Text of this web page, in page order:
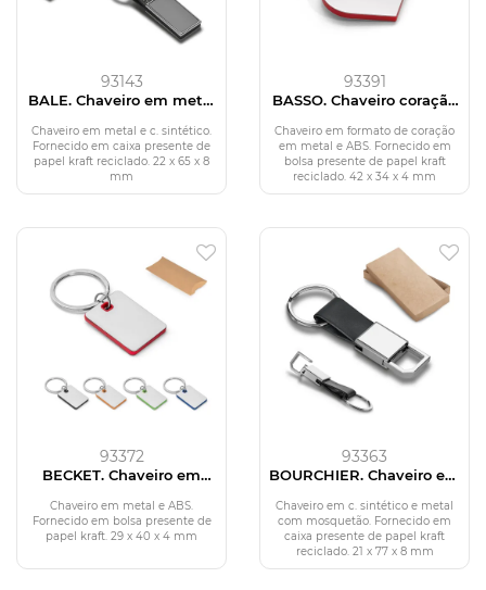
93143
BALE. Chaveiro em metal
Chaveiro em metal e c. sintético.
Fornecido em caixa presente de
papel kraft reciclado. 22 x 65 x 8
mm
93391
BASSO. Chaveiro coração
Chaveiro em formato de coração
em metal e ABS. Fornecido em
bolsa presente de papel kraft
reciclado. 42 x 34 x 4 mm
93372
BECKET. Chaveiro em
Chaveiro em metal e ABS.
Fornecido em bolsa presente de
papel kraft. 29 x 40 x 4 mm
93363
BOURCHIER. Chaveiro em
Chaveiro em c. sintético e metal
com mosquetão. Fornecido em
caixa presente de papel kraft
reciclado. 21 x 77 x 8 mm